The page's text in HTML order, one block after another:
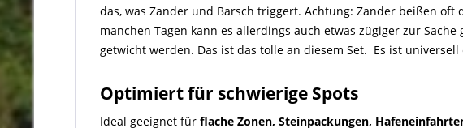
das, was Zander und Barsch triggert. Achtung: Zander beißen
manchen Tagen kann es allerdings auch etwas zügiger zur
getwicht werden. Das ist das tolle an diesem Set. Es ist universell
Optimiert für schwierige Spots
Ideal geeignet für flache Zonen, Steinpackungen,